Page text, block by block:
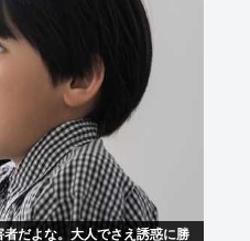
者だよな。大人でさえ誘惑に勝